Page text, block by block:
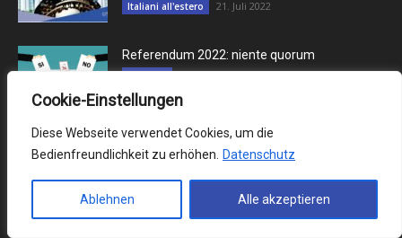
Cookie-Einstellungen
Diese Webseite verwendet Cookies, um die
Bedienfreundlichkeit zu erhöhen.
Datenschutz
Ablehnen Alle akzeptieren
Italiani all'estero 21. Juli 2022
Referendum 2022: niente quorum
Attualità 13. Juni 2022
Morte di un figlio: come si può affrontare un
dolore così...
Rubrica psicologia 8. Dezember 2023